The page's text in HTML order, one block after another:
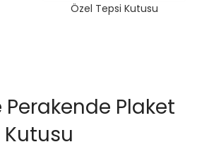
Özel Tepsi Kutusu
Plaket
Kutusu